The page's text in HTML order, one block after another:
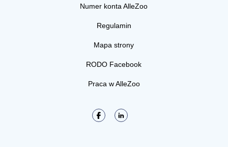
Numer konta AlleZoo
Regulamin
Mapa strony
RODO Facebook
Praca w AlleZoo